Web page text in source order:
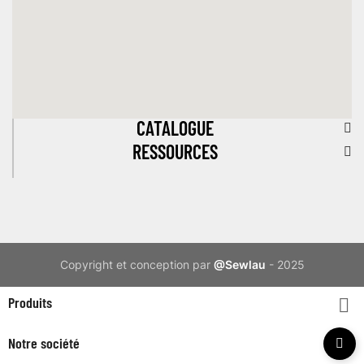
CATALOGUE
RESSOURCES
Copyright et conception par @Sewlau - 2025
Produits 
Notre société 